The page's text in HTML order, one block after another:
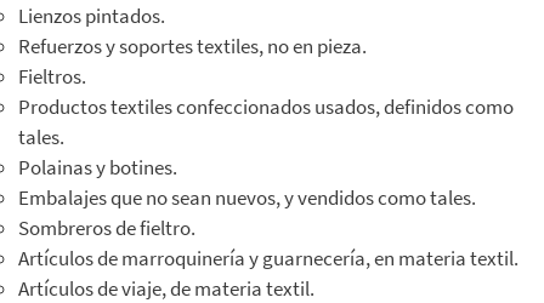
Lienzos pintados.
Refuerzos y soportes textiles, no en pieza.
Fieltros.
Productos textiles confeccionados usados, definidos como
tales.
Polainas y botines.
Embalajes que no sean nuevos, y vendidos como tales.
Sombreros de fieltro.
Artículos de marroquinería y guarnecería, en materia textil.
Artículos de viaje, de materia textil.